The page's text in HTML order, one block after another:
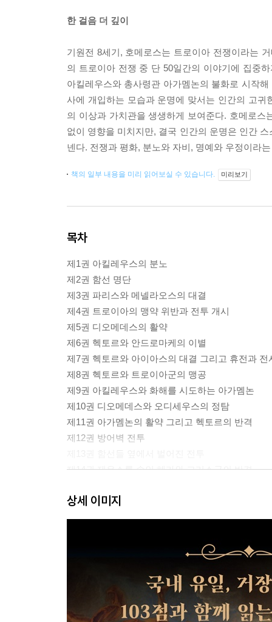
한 걸음 더 깊이
기원전 8세기, 호메로스는 트로이아 전쟁이라는
의 트로이아 전쟁 중 단 50일간의 이야기에 집중
아킬레우스와 총사령관 아가멤논의 불화로 시작
사에 개입하는 모습과 운명에 맞서는 인간의 고
의 이상과 가치관을 생생하게 보여준다. 호메로
없이 영향을 미치지만, 결국 인간의 운명은 인간
넨다. 전쟁과 평화, 분노와 자비, 명예와 우정이라
책의 일부 내용을 미리 읽어보실 수 있습니다. 미리보기
목차
제1권 아킬레우스의 분노
제2권 함선 명단
제3권 파리스와 메넬라오스의 대결
제4권 트로이아의 맹약 위반과 전투 개시
제5권 디오메데스의 활약
제6권 헥토르와 안드로마케의 이별
제7권 헥토르와 아이아스의 대결 그리고 휴전과 전
제8권 헥토르와 트로이아군의 맹공
제9권 아킬레우스와 화해를 시도하는 아가멤논
제10권 디오메데스와 오디세우스의 정탐
제11권 아가멤논의 활약 그리고 헥토르의 반격
제12권 방어벽 전투
제14권 제우스를 속인 헤라와 그리스군의 반격
제16권 파트로클로스의 활약
제17권 파트로클로스의 시신을 둘러싼 전투
제19권 아킬레우스와 아가멤논의 화해
제21권 크산토스강과 신들의 참전
제23권 파트로클로스의 장례와 추모 경기
상세 이미지